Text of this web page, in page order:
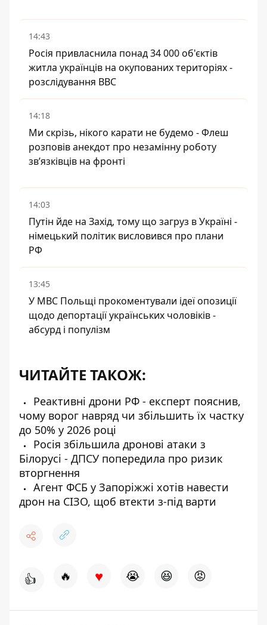
14:43
Росія привласнила понад 34 000 об'єктів
житла українців на окупованих територіях -
розслідування BBC
14:18
Ми скрізь, нікого карати не будемо - Флеш
розповів анекдот про незамінну роботу
зв’язківців на фронті
14:03
Путін йде на Захід, тому що загруз в Україні -
німецький політик висловився про плани
РФ
13:45
У МВС Польщі прокоментували ідеї опозиції
щодо депортації українських чоловіків -
абсурд і популізм
ЧИТАЙТЕ ТАКОЖ:
Реактивні дрони РФ - експерт пояснив,
чому ворог навряд чи збільшить їх частку
до 50% у 2026 році
Росія збільшила дронові атаки з
Білорусі - ДПСУ попередила про ризик
вторгнення
Агент ФСБ у Запоріжжі хотів навести
дрон на СІЗО, щоб втекти з-під варти
👍 🔥 ♥ 😭 😆 😡